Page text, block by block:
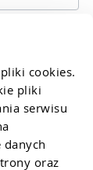
cookies.
pliki
serwisu
oraz